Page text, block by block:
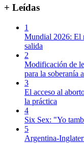
+ Leídas
1
Mundial 2026: El
salida
2
Modificación de
para la soberanía
3
El acceso al
la práctica
4
Six Sex: "Yo
5
Argentina-